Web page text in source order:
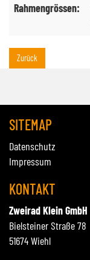
Rahmengrössen:
Zurück
SITEMAP
Datenschutz
Impressum
KONTAKT
Zweirad Klein GmbH
Bielsteiner Straße 78
51674 Wiehl